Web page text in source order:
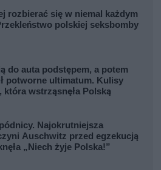
rozbierać się w niemal każdym
polskiej seksbomby
do auta podstępem, a potem
potworne ultimatum. Kulisy
która wstrząsnęła Polską
Najokrutniejsza
Auschwitz przed egzekucją
„Niech żyje Polska!”